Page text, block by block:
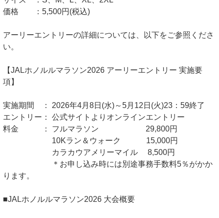
価格 ：5,500円(税込)
アーリーエントリーの詳細については、以下をご参照くださ
い。
【JALホノルルマラソン2026 アーリーエントリー 実施要
項】
実施期間 ： 2026年4月8日(水)～5月12日(火)23：59終了
エントリー： 公式サイトよりオンラインエントリー
料金 ： フルマラソン 29,800円
10Kラン＆ウォーク 15,000円
カラカウアメリーマイル 8,500円
＊お申し込み時には別途事務手数料5％がかか
ります。
■JALホノルルマラソン2026 大会概要